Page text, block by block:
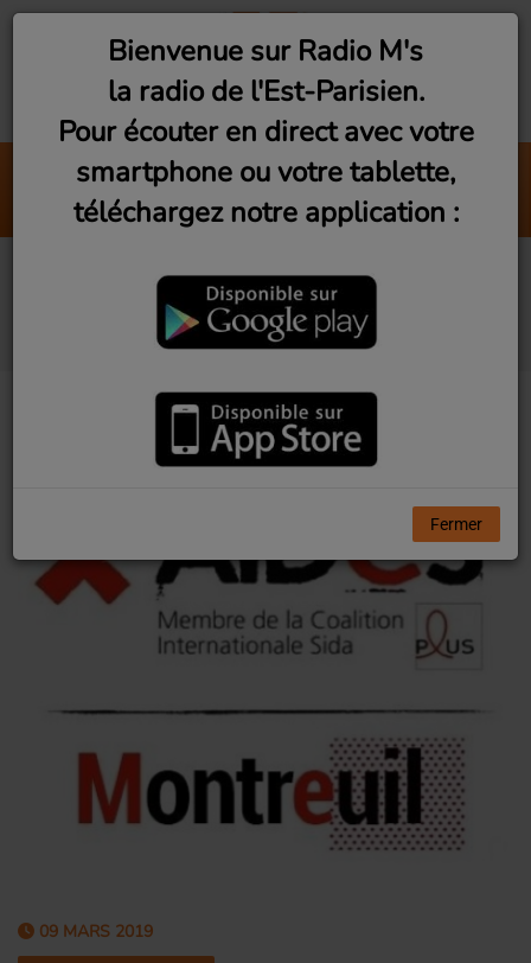
Nah
Khalid
Vu d'Ici! Ep7 - Aides
Montreuil
09 MARS 2019
Bienvenue sur Radio M's
la radio de l'Est-Parisien.
Pour écouter en direct avec votre
smartphone ou votre tablette,
téléchargez notre application :
Fermer